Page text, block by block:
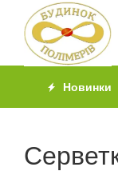
Новинки